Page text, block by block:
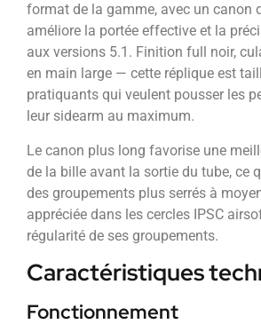
format de la gamme, avec un canon
améliore la portée effective et la
aux versions 5.1. Finition full noir,
en main large — cette réplique est
pratiquants qui veulent pousser les
leur sidearm au maximum.
Le canon plus long favorise une
de la bille avant la sortie du tube, ce
des groupements plus serrés à
appréciée dans les cercles IPSC
régularité de ses groupements.
Caractéristiques
Fonctionnement